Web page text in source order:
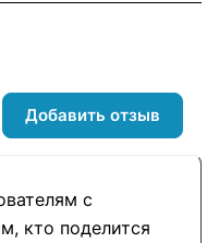
с
кто поделится
Добавить отзыв